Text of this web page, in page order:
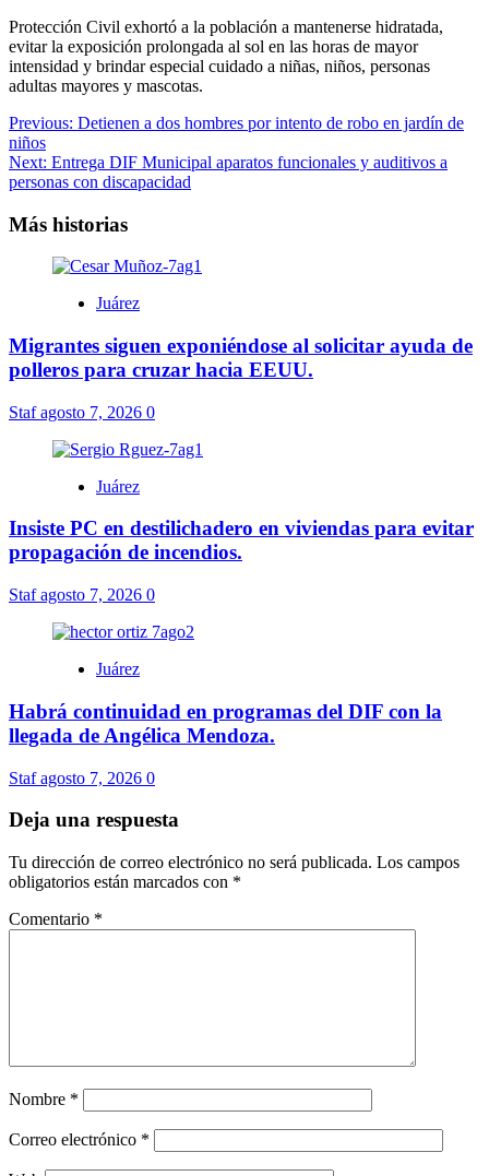
Protección Civil exhortó a la población a mantenerse hidratada,
evitar la exposición prolongada al sol en las horas de mayor
intensidad y brindar especial cuidado a niñas, niños, personas
adultas mayores y mascotas.
Navegación
de
entradas
Previous: Detienen a dos hombres por intento de robo en jardín de
niños
Next: Entrega DIF Municipal aparatos funcionales y auditivos a
personas con discapacidad
Más historias
Juárez
Migrantes siguen exponiéndose al solicitar ayuda de
polleros para cruzar hacia EEUU.
Stafagosto 7, 2026 0
Juárez
Insiste PC en destilichadero en viviendas para evitar
propagación de incendios.
Stafagosto 7, 2026 0
Juárez
Habrá continuidad en programas del DIF con la
llegada de Angélica Mendoza.
Stafagosto 7, 2026 0
Deja una respuesta
Tu dirección de correo electrónico no será publicada. Los campos
obligatorios están marcados con *
Comentario *
Nombre *
Correo electrónico *